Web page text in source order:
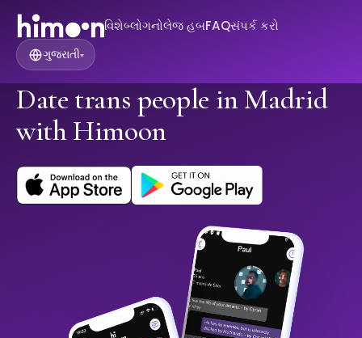
વિશેબ્લોગનોલેજ હબFAQસંપર્ક કરો
ગુજરાતી▾
Date trans people in Madrid
with Himoon